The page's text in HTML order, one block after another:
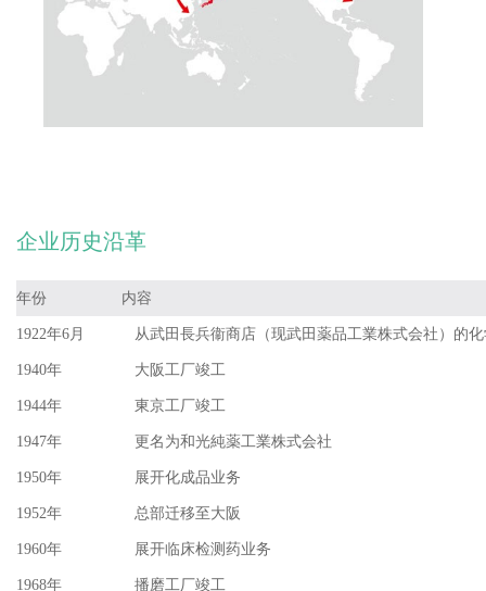
企业历史沿革
年份 内容
1922年6月 从武田長兵衞商店（现武田薬品工業株式会社）的
1940年 大阪工厂竣工
1944年 東京工厂竣工
1947年 更名为和光純薬工業株式会社
1950年 展开化成品业务
1952年 总部迁移至大阪
1960年 展开临床检测药业务
1968年 播磨工厂竣工